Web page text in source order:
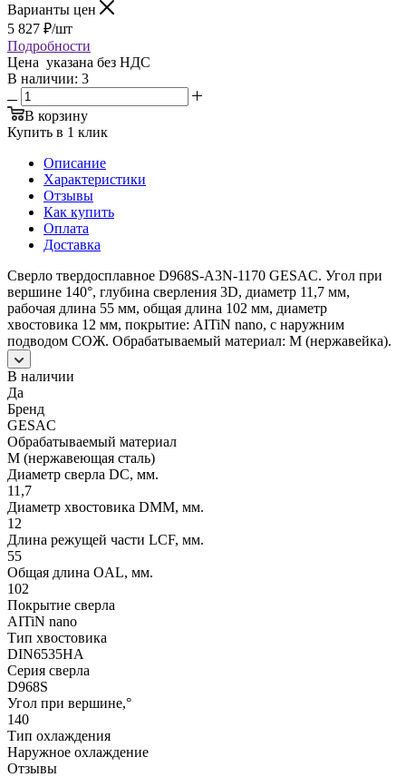
Варианты цен
5 827 ₽/шт
Подробности
Цена указана без НДС
В наличии: 3
В корзину
Купить в 1 клик
Описание
Характеристики
Отзывы
Как купить
Оплата
Доставка
Сверло твердосплавное D968S-A3N-1170 GESAC. Угол при
вершине 140°, глубина сверления 3D, диаметр 11,7 мм,
рабочая длина 55 мм, общая длина 102 мм, диаметр
хвостовика 12 мм, покрытие: AITiN nano, с наружним
подводом СОЖ. Обрабатываемый материал: M (нержавейка).
В наличии
Да
Бренд
GESAC
Обрабатываемый материал
M (нержавеющая сталь)
Диаметр сверла DC, мм.
11,7
Диаметр хвостовика DMM, мм.
12
Длина режущей части LСF, мм.
55
Общая длина OAL, мм.
102
Покрытие сверла
AITiN nano
Тип хвостовика
DIN6535HA
Серия сверла
D968S
Угол при вершине,°
140
Тип охлаждения
Наружное охлаждение
Отзывы